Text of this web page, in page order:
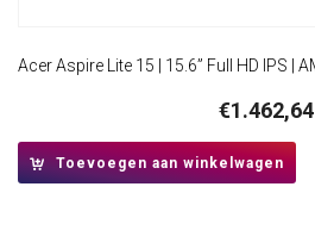
€1.462,64
Toevoegen aan winkelwagen